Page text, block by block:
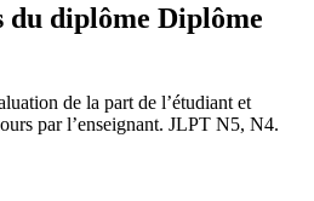
du diplôme Diplôme
de la part de l’étudiant et
par l’enseignant. JLPT N5, N4.